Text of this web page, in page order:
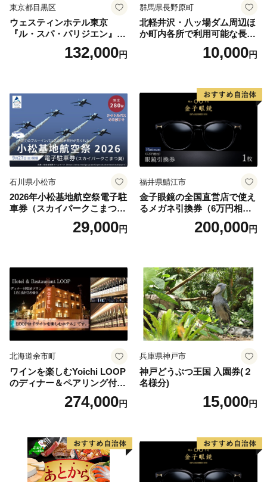
東京都目黒区
ウェスティンホテル東京
『ル・スパ・パリジエン』選
べるボディセラピー90分/1名
132,000円
群馬県長野原町
北軽井沢・八ッ場ダム周辺ほ
か町内各所で利用可能な長野
原町ふるさと感謝券（3,000
円分）【トラベル 観光 旅行
10,000円
石川県小松市
2026年小松基地航空祭電子駐
車券（スカイパークこまつ
翼） 駐車場 シャトルバスの
りばすぐ 石川県 小松市
29,000円
福井県鯖江市
金子眼鏡の全国直営店で使え
るメガネ引換券（6万円相
当） Platinum200,000円
北海道余市町
ワインを楽しむYoichi LOOP
のディナー＆ペアリング付宿
泊プラン＜デラックスツイン
274,000円
兵庫県神戸市
神戸どうぶつ王国 入園券(２
名様分)
15,000円